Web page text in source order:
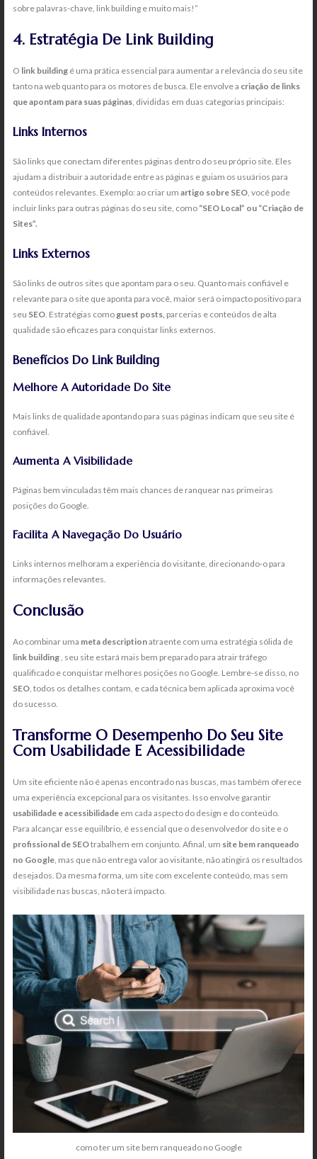
sobre palavras-chave, link building e muito mais!”
4. Estratégia De Link Building
O link building é uma prática essencial para aumentar a relevância do seu site
tanto na web quanto para os motores de busca. Ele envolve a criação de links
que apontam para suas páginas , divididas em duas categorias principais:
Links Internos
São links que conectam diferentes páginas dentro do seu próprio site. Eles
ajudam a distribuir a autoridade entre as páginas e guiam os usuários para
conteúdos relevantes. Exemplo: ao criar umartigo sobre SEO , você pode
incluir links para outras páginas do seu site, como “SEO Local” ou “Criação de
Sites”.
Links Externos
São links de outros sites que apontam para o seu. Quanto mais confiável e
relevante para o site que aponta para você, maior será o impacto positivo para
seu SEO . Estratégias como guest posts, parcerias e conteúdos de alta
qualidade são eficazes para conquistar links externos.
Benefícios Do Link Building
Melhore A Autoridade Do Site
Mais links de qualidade apontando para suas páginas indicam que seu site é
confiável.
Aumenta A Visibilidade
Páginas bem vinculadas têm mais chances de ranquear nas primeiras
posições do Google.
Facilita A Navegação Do Usuário
Links internos melhoram a experiência do visitante, direcionando-o para
informações relevantes.
Conclusão
Ao combinar uma meta descriptionatraente com uma estratégia sólida de
link building , seu site estará mais bem preparado para atrair tráfego
qualificado e conquistar melhores posições no Google. Lembre-se disso, no
SEO , todos os detalhes contam, e cada técnica bem aplicada aproxima você
do sucesso.
Transforme O Desempenho Do Seu Site
Com Usabilidade E Acessibilidade
Um site eficiente não é apenas encontrado nas buscas, mas também oferece
uma experiência excepcional para os visitantes. Isso envolve garantir
usabilidade e acessibilidade em cada aspecto do design e do conteúdo.
Para alcançar esse equilíbrio, é essencial que o desenvolvedor do site e o
profissional de SEOtrabalhem em conjunto. Afinal, um site bem ranqueado
no Google , mas que não entrega valor ao visitante, não atingirá os resultados
desejados. Da mesma forma, um site com excelente conteúdo, mas sem
visibilidade nas buscas, não terá impacto.
como ter um site bem ranqueado no Google